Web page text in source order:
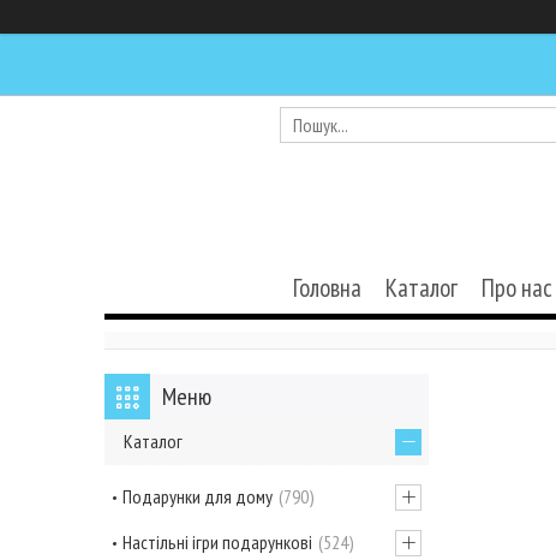
Головна Каталог Про нас
Каталог
Подарунки для дому 790
Настільні ігри подарункові 524